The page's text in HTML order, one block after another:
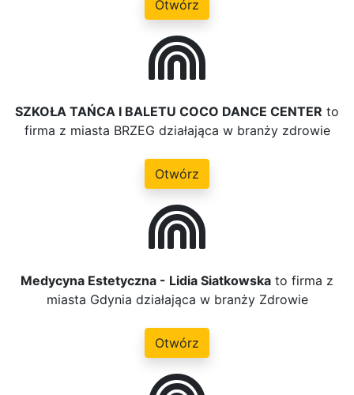
Otwórz
SZKOŁA TAŃCA I BALETU COCO DANCE CENTER to
firma z miasta BRZEG działająca w branży zdrowie
Otwórz
Medycyna Estetyczna - Lidia Siatkowska to firma z
miasta Gdynia działająca w branży Zdrowie
Otwórz